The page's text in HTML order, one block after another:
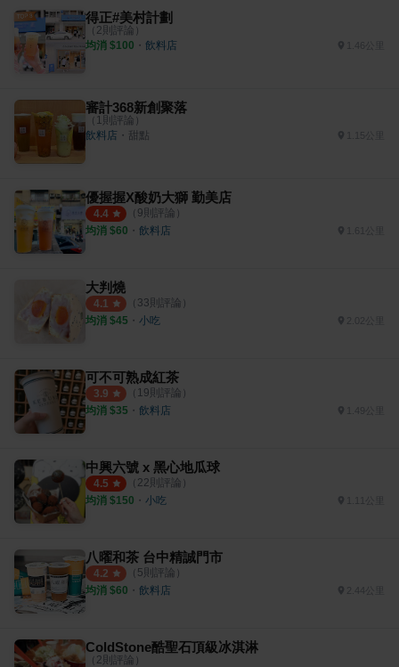
得正#美村計劃
（ 2則評論）
均消 $100 ・ 飲料店 1.46公里
審計368新創聚落
（ 1 則評論）
飲料店 ・ 甜點 1.15公里
優握握X酸奶大獅 勤美店
4.4 （ 9則評論）
均消 $60 ・ 飲料店
大判燒
4.1 （ 33則評論）
均消 $45 ・ 小吃
可不可熟成紅茶
3.9 （ 19則評論）
均消 $35 ・ 飲料店 1.49公里
中興六號 x 黑心地瓜球
4.5 （ 22則評論）
均消 $150 ・ 小吃
八曜和茶 台中精誠門市
4.2 （ 5則評論）
均消 $60 ・ 飲料店 2.44公里
ColdStone酷聖石頂級冰淇淋
（ 2則評論）